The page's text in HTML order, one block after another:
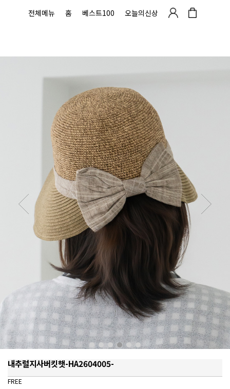
전체메뉴 홈 베스트100 오늘의신상
내추럴지사버킷햇-HA2604005-
FREE